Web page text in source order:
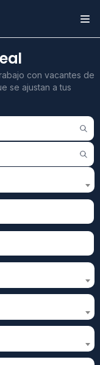
con vacantes de
se ajustan a tus